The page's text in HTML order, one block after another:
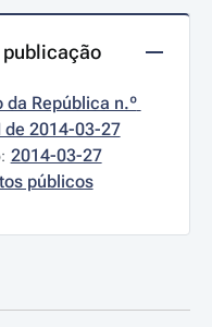
publicação
da República n.º
de 2014-03-27
2014-03-27
públicos